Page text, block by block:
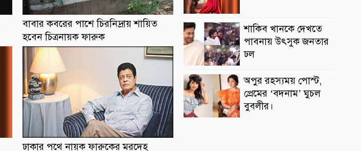
বাবার কবরের পাশে চিরনিদ্রায় শায়িত
হবেন চিত্রনায়ক ফারুক
ঢাকার পথে নায়ক ফারুকের মরদেহ
শাকিব খানকে দেখতে
পাবনায় উৎসুক জনতার
ঢল
অপুর রহস্যময় পোস্ট,
প্রেমের ‘বদনাম’ ঘুচল
বুবলীর।